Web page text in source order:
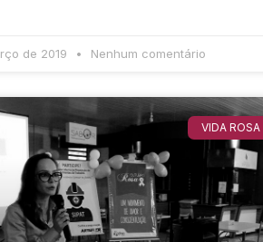
de 2019 Nenhum comentário
VIDA ROSA